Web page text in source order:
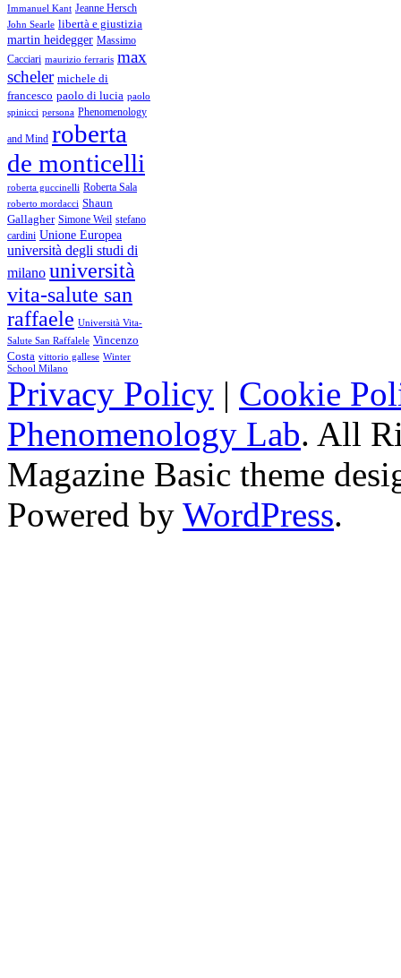
Immanuel Kant Jeanne Hersch
John Searle libertà e giustizia
martin heidegger Massimo
Cacciari maurizio ferraris max
scheler michele di
francesco paolo di lucia paolo
spinicci persona Phenomenology
and Mind roberta
de monticelli
roberta guccinelli Roberta Sala
roberto mordacci Shaun
Gallagher Simone Weil stefano
cardini Unione Europea
università degli studi di
milano università
vita-salute san
raffaele Università Vita-
Salute San Raffalele Vincenzo
Costa vittorio gallese Winter
School Milano
Privacy Policy | Cookie
Phenomenology Lab. All
Magazine Basic theme
Powered by WordPress.